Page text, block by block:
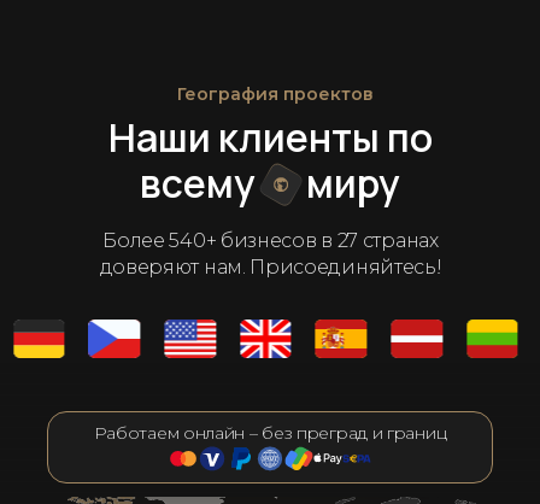
Более 540+ бизнесов в 27 странах
доверяют нам. Присоединяйтесь!
миру
всему
Наши клиенты по
География проектов
Работаем онлайн – без преград и границ